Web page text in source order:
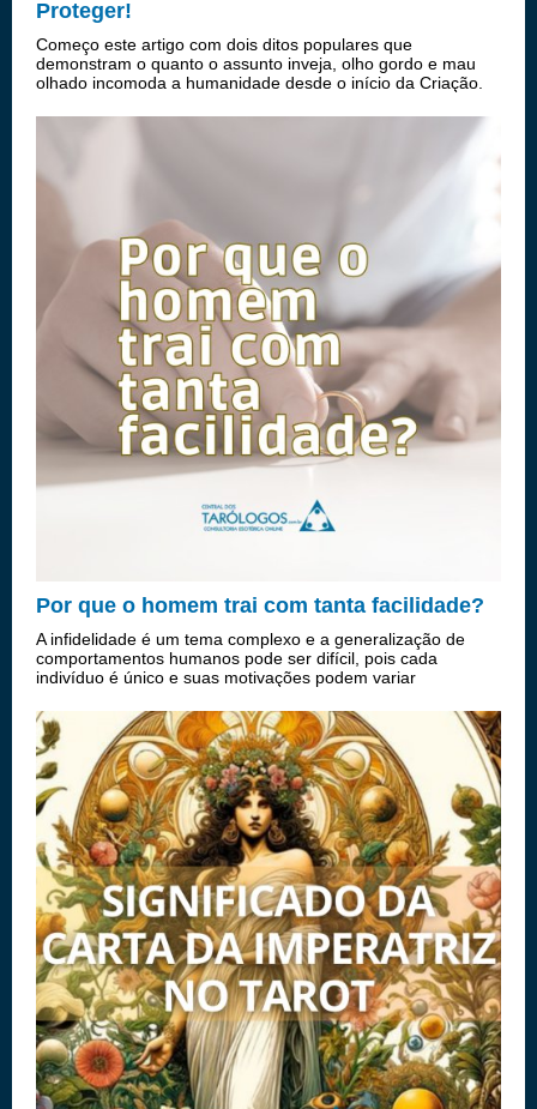
Proteger!
Começo este artigo com dois ditos populares que
demonstram o quanto o assunto inveja, olho gordo e mau
olhado incomoda a humanidade desde o início da Criação.
Abel? Os ditados: "A inveja é como um...
Por que o homem trai com tanta facilidade?
A infidelidade é um tema complexo e a generalização de
comportamentos humanos pode ser difícil, pois cada
indivíduo é único e suas motivações podem variar
comuns pelas quais algumas pessoas, inde...